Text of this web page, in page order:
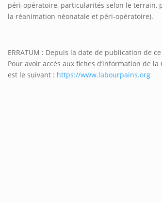
péri-opératoire, particularités selon le terrain,
la réanimation néonatale et péri-opératoire).
ERRATUM : Depuis la date de publication de
Pour avoir accès aux fiches d’information de la
est le suivant : https://www.labourpains.org